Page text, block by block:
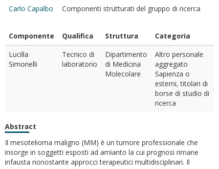
Carlo Capalbo
Componenti strutturati del gruppo di ricerca
Componente Qualifica Struttura
Categoria
Lucilla
Simonelli
Tecnico di
laboratorio
Dipartimento
di Medicina
Molecolare
Altro personale
aggregato
Sapienza o
esterni, titolari di
borse di studio di
ricerca
Abstract
Il mesotelioma maligno (MM) è un tumore professionale che
insorge in soggetti esposti ad amianto la cui prognosi rimane
infausta nonostante approcci terapeutici multidisciplinari. Il